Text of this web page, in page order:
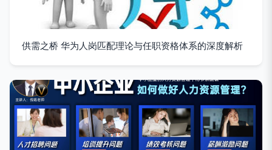
供需之桥 华为人岗匹配理论与任职资格体系的深度解析